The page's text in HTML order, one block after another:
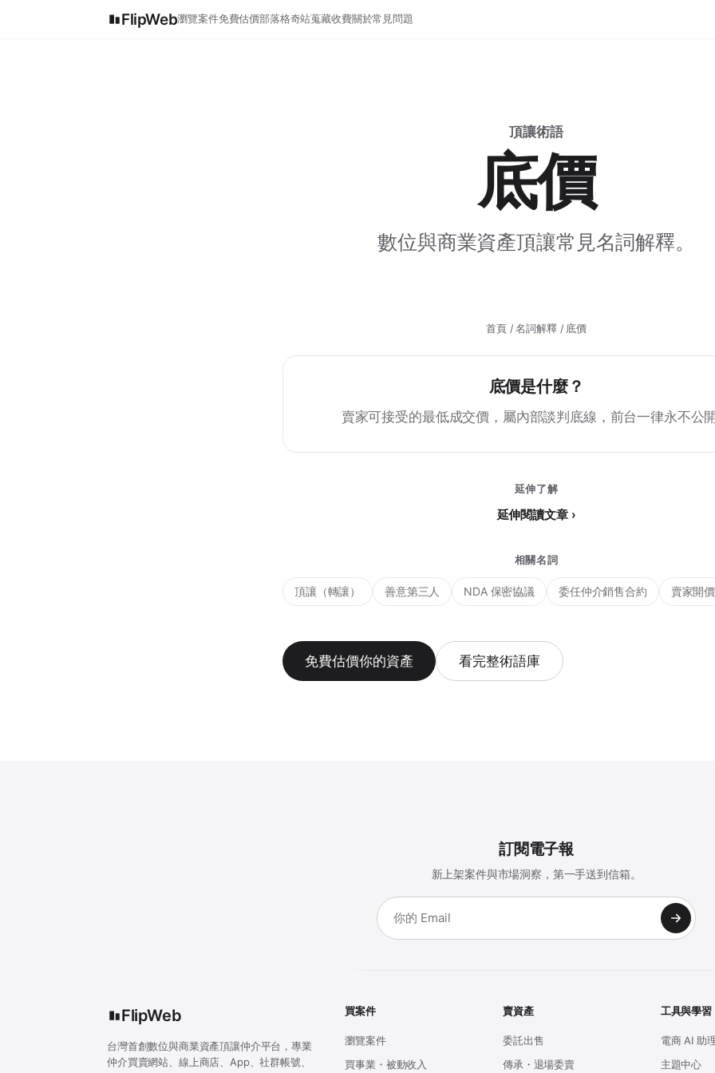
FlipWeb瀏覽案件免費估價部落格奇站蒐藏收費關於常見問題
頂讓術語
底價
數位與商業資產頂讓常見名詞解釋。
首頁/名詞解釋/ 底價
底價是什麼？
賣家可接受的最低成交價，屬內部談判底線，前台一律永不公開
延伸了解
延伸閱讀文章 ›
相關名詞
頂讓（轉讓） 善意第三人 NDA 保密協議 委任仲介銷售合約 賣家開價
免費估價你的資產 看完整術語庫
訂閱電子報
新上架案件與市場洞察，第一手送到信箱。
FlipWeb
台灣首創數位與商業資產頂讓仲介平台，專業
仲介買賣網站、線上商店、App、社群帳號、
買案件
瀏覽案件
買事業・被動收入
賣資產
委託出售
傳承・退場委賣
工具與學習
電商 AI 助
主題中心